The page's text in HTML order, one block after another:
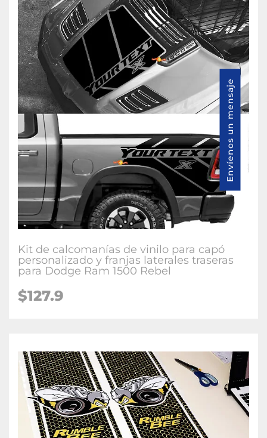
Kit de calcomanías de vinilo para capó
personalizado y franjas laterales traseras
para Dodge Ram 1500 Rebel
$127.9
Envíenos un mensaje